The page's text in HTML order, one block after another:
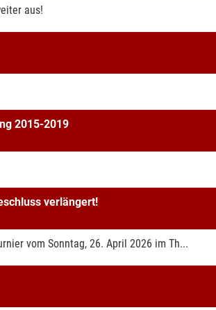
aus!
2015-2019
verlängert!
vom Sonntag, 26. April 2026 im Th...